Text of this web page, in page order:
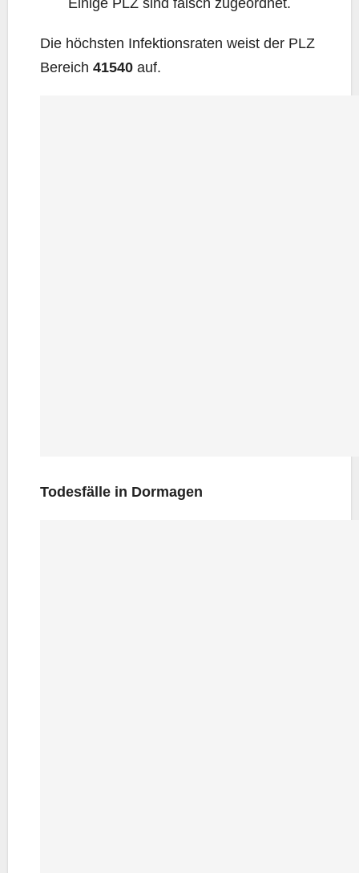
Eini­ge PLZ sind falsch zugeordnet.
Die höchs­ten Infek­ti­ons­ra­ten weist der PLZ
Bereich 41540 auf.
Todes­fäl­le in Dormagen